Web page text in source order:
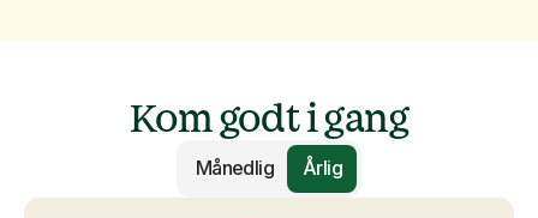
Kom godt i gang
Månedlig Årlig